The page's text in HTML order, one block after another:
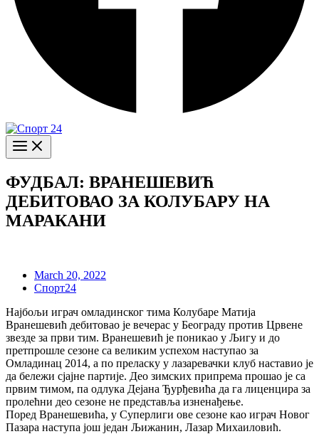
ФУДБАЛ: ВРАНЕШЕВИЋ
ДЕБИТОВАО ЗА КОЛУБАРУ НА
МАРАКАНИ
March 20, 2022
Спорт24
Најбољи играч омладинског тима Колубаре Матија
Вранешевић дебитовао је вечерас у Београду против Црвене
звезде за први тим. Вранешевић је поникао у Љигу и до
претпрошле сезоне са великим успехом наступао за
Омладинац 2014, а по преласку у лазаревачки клуб наставио је
да бележи сјајне партије. Део зимских припрема прошао је са
првим тимом, па одлука Дејана Ђурђевића да га лиценцира за
пролећни део сезоне не представља изненађење.
Поред Вранешевића, у Суперлиги ове сезоне као играч Новог
Пазара наступа још један Љижанин, Лазар Михаиловић.